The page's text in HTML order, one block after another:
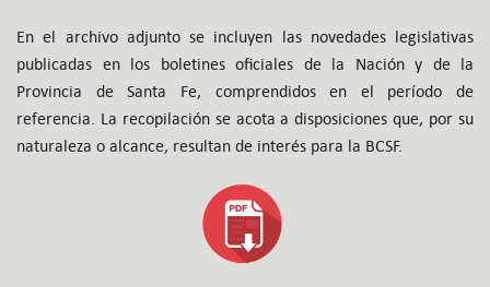
En el archivo adjunto se incluyen las novedades legislativas
publicadas en los boletines oficiales de la Nación y de la
Provincia de Santa Fe, comprendidos en el período de
referencia. La recopilación se acota a disposiciones que, por su
naturaleza o alcance, resultan de interés para la BCSF.